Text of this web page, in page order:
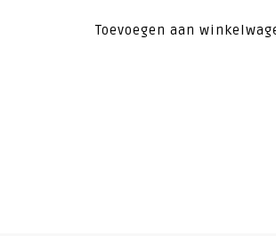
Toevoegen aan